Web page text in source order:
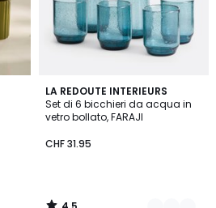
LA REDOUTE INTERIEURS
Set di 6 bicchieri da acqua in
vetro bollato, FARAJI
CHF 31.95
4.5
/ 5
2
Colori